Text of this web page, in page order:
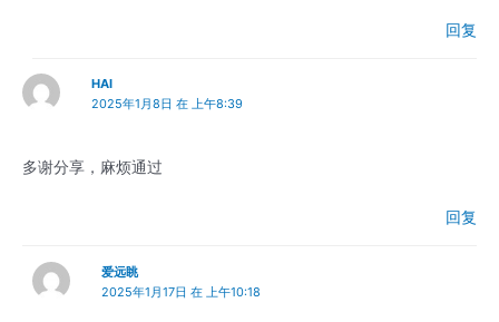
回复
HAI
2025年1月8日 在 上午8:39
多谢分享，麻烦通过
回复
爱远眺
2025年1月17日 在 上午10:18